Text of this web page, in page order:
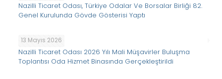
Nazilli Ticaret Odası, Türkiye Odalar Ve Borsalar Birliği 82.
Genel Kurulunda Gövde Gösterisi Yaptı
13 Mayıs 2026
Nazilli Ticaret Odası 2026 Yılı Mali Müşavirler Buluşma
Toplantısı Oda Hizmet Binasında Gerçekleştirildi